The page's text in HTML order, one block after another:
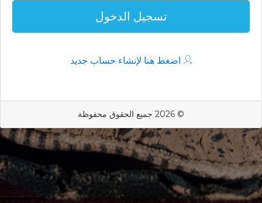
تسجيل الدخول
اضغط هنا لإنشاء حساب جديد
© 2026 جميع الحقوق محفوظة